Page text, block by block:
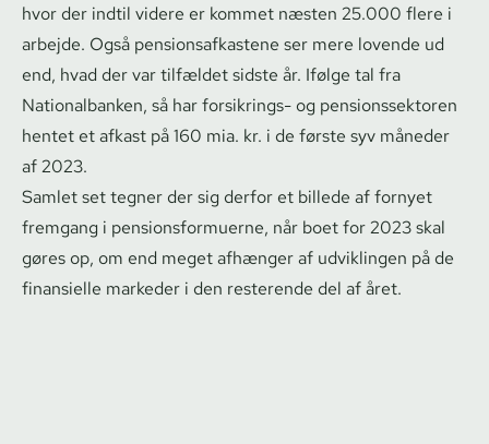
hvor der indtil videre er kommet næsten 25.000 flere i
arbejde. Også pen­sions­af­ka­ste­ne ser mere lovende ud
end, hvad der var tilfældet sidste år. Ifølge tal fra
Nationalbanken, så har forsikrings- og pen­sions­sek­to­ren
hentet et afkast på 160 mia. kr. i de første syv måneder
af 2023.
Samlet set tegner der sig derfor et billede af fornyet
fremgang i pen­sions­for­mu­er­ne, når boet for 2023 skal
gøres op, om end meget afhænger af udviklingen på de
finansielle markeder i den resterende del af året.